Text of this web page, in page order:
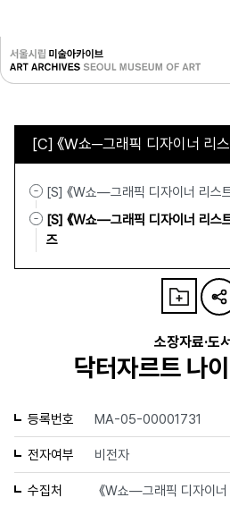
[C] 《W쇼─그래픽 디자이너 리스
[S] 《W쇼—그래픽 디자이너 리스
[S] 《W쇼—그래픽 디자이너 리스
즈
소장자료·도
닥터자르트 나
등록번호 MA-05-00001731
전자여부 비전자
수집처 《W쇼—그래픽 디자이너